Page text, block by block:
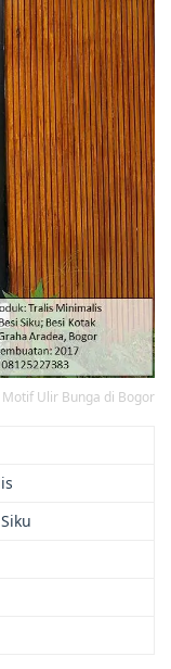
Ulir Bunga di Bogor